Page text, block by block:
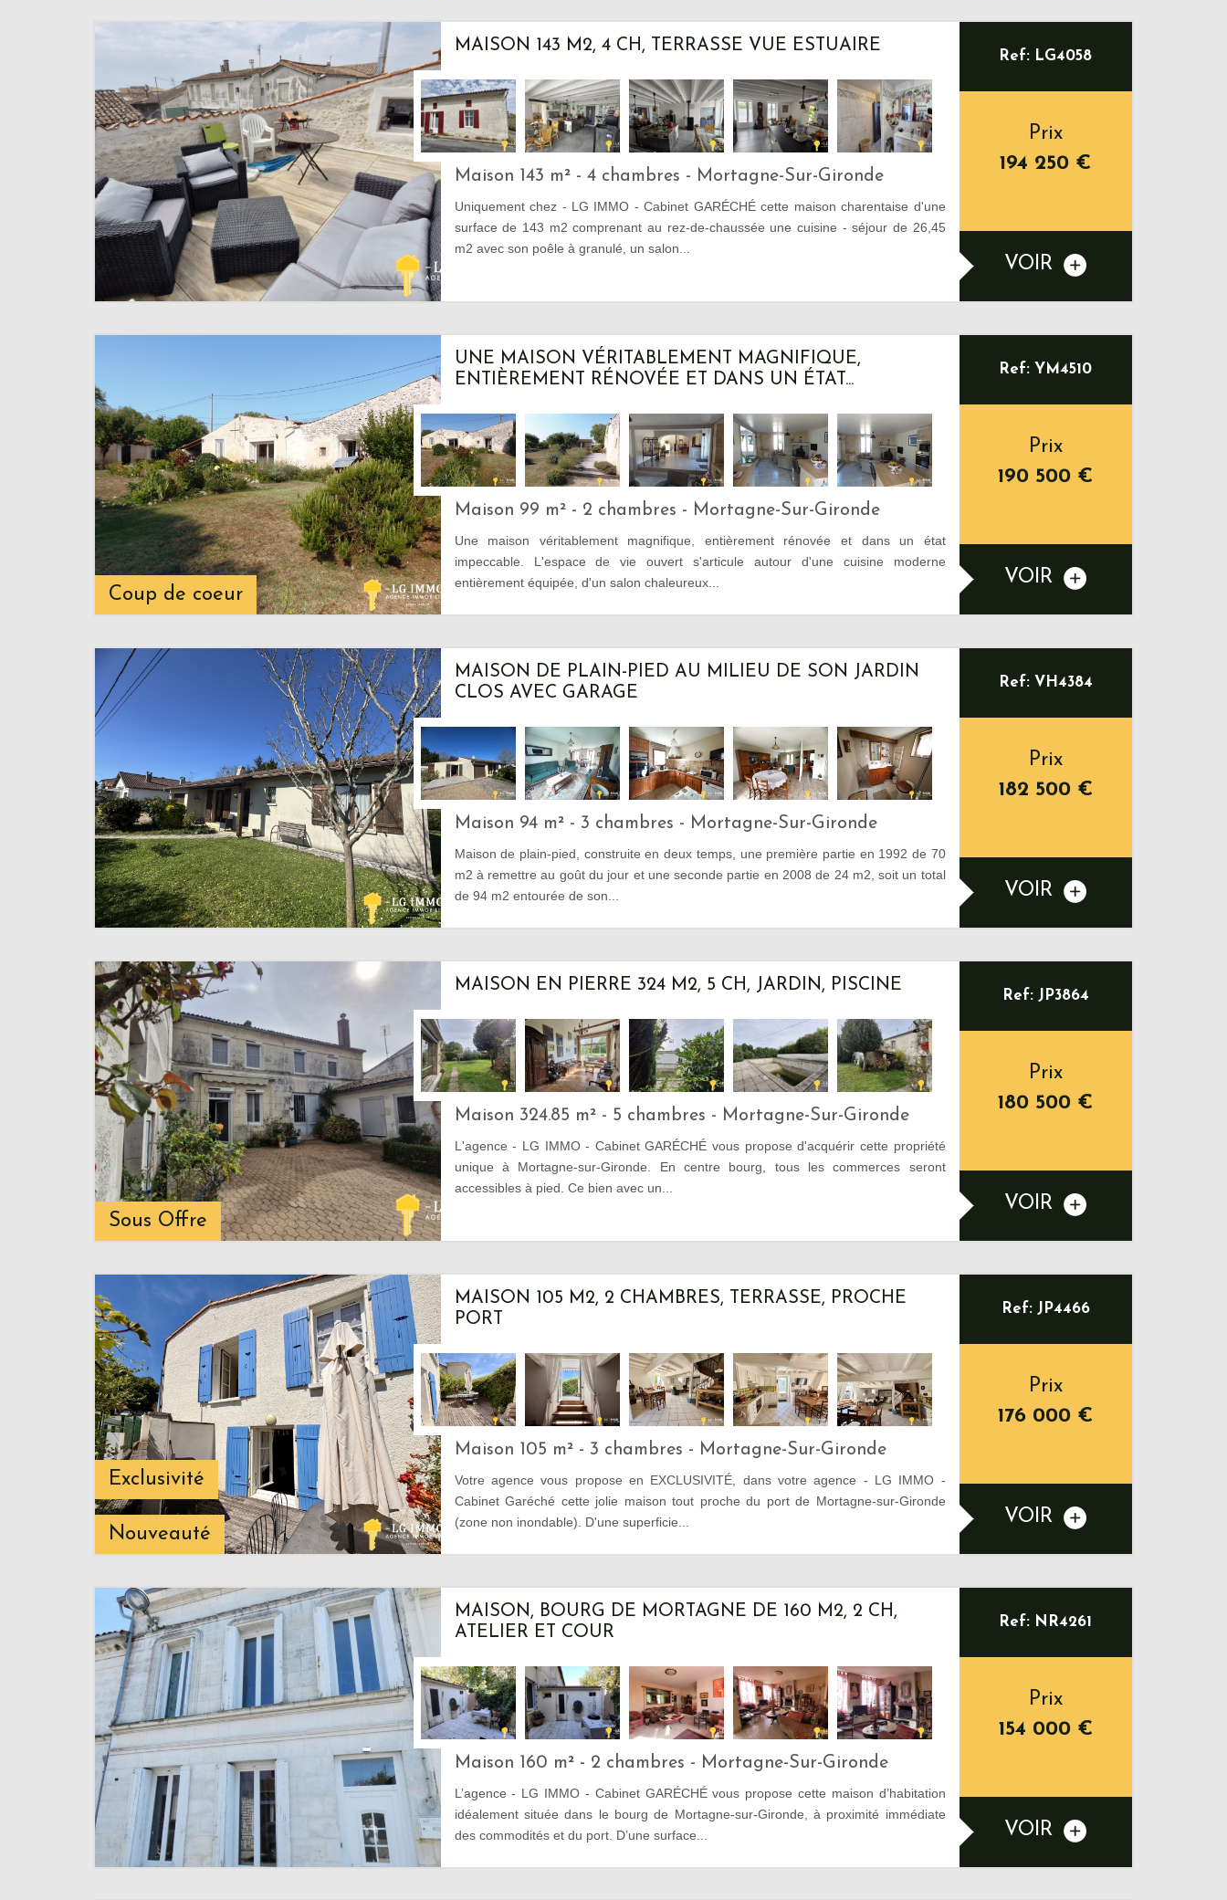
MAISON 143 M2, 4 CH, TERRASSE VUE ESTUAIRE
Maison 143 m² - 4 chambres - Mortagne-Sur-Gironde
Uniquement chez - LG IMMO - Cabinet GARÉCHÉ cette maison charentaise d'une
surface de 143 m2 comprenant au rez-de-chaussée une cuisine - séjour de 26,45
m2 avec son poêle à granulé, un salon...
Ref: LG4058
Prix
194 250 €
VOIR
Coup de coeur
UNE MAISON VÉRITABLEMENT MAGNIFIQUE,
ENTIÈREMENT RÉNOVÉE ET DANS UN ÉTAT...
Maison 99 m² - 2 chambres - Mortagne-Sur-Gironde
Une maison véritablement magnifique, entièrement rénovée et dans un état
impeccable. L'espace de vie ouvert s'articule autour d'une cuisine moderne
entièrement équipée, d'un salon chaleureux...
Ref: YM4510
Prix
190 500 €
VOIR
MAISON DE PLAIN-PIED AU MILIEU DE SON JARDIN
CLOS AVEC GARAGE
Maison 94 m² - 3 chambres - Mortagne-Sur-Gironde
Maison de plain-pied, construite en deux temps, une première partie en 1992 de 70
m2 à remettre au goût du jour et une seconde partie en 2008 de 24 m2, soit un total
de 94 m2 entourée de son...
Ref: VH4384
Prix
182 500 €
VOIR
Sous Offre
MAISON EN PIERRE 324 M2, 5 CH, JARDIN, PISCINE
Maison 324.85 m² - 5 chambres - Mortagne-Sur-Gironde
L'agence - LG IMMO - Cabinet GARÉCHÉ vous propose d'acquérir cette propriété
unique à Mortagne-sur-Gironde. En centre bourg, tous les commerces seront
accessibles à pied. Ce bien avec un...
Ref: JP3864
Prix
180 500 €
VOIR
Exclusivité
Nouveauté
MAISON 105 M2, 2 CHAMBRES, TERRASSE, PROCHE
PORT
Maison 105 m² - 3 chambres - Mortagne-Sur-Gironde
Votre agence vous propose en EXCLUSIVITÉ, dans votre agence - LG IMMO -
Cabinet Garéché cette jolie maison tout proche du port de Mortagne-sur-Gironde
(zone non inondable). D'une superficie...
Ref: JP4466
Prix
176 000 €
VOIR
MAISON, BOURG DE MORTAGNE DE 160 M2, 2 CH,
ATELIER ET COUR
Maison 160 m² - 2 chambres - Mortagne-Sur-Gironde
L’agence - LG IMMO - Cabinet GARÉCHÉ vous propose cette maison d’habitation
idéalement située dans le bourg de Mortagne-sur-Gironde, à proximité immédiate
des commodités et du port. D’une surface...
Ref: NR4261
Prix
154 000 €
VOIR